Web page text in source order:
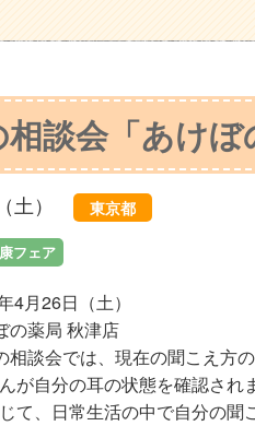
談会「あけぼ
土） 東京都
フェア
4月26日（土）
の薬局 秋津店
会では、現在の聞こえ方の
が自分の耳の状態を確認され
て、日常生活の中で自分の